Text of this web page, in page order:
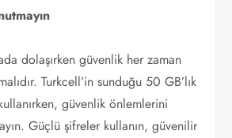
dolaşırken güvenlik her zaman
Turkcell’in sunduğu 50 GB’lık
güvenlik önlemlerini
Güçlü şifreler kullanın, güvenilir